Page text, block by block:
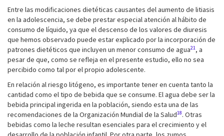
Entre las modificaciones dietéticas causantes del aumento de litiasis
en la adolescencia, se debe prestar especial atención al hábito de
consumo de líquido, ya que el descenso de los valores de diuresis
que hemos observado puede estar explicado por la incorporación de
patrones dietéticos que incluyen un menor consumo de agua21, a
pesar de que, como se refleja en el presente estudio, ello no sea
percibido como tal por el propio adolescente.
En relación al riesgo litógeno, es importante tener en cuenta tanto la
cantidad como el tipo de bebida que se consume. El agua debe ser la
bebida principal ingerida en la población, siendo esta una de las
recomendaciones de la Organización Mundial de la Salud18. Otras
bebidas como la leche resultan esenciales para el crecimiento y el